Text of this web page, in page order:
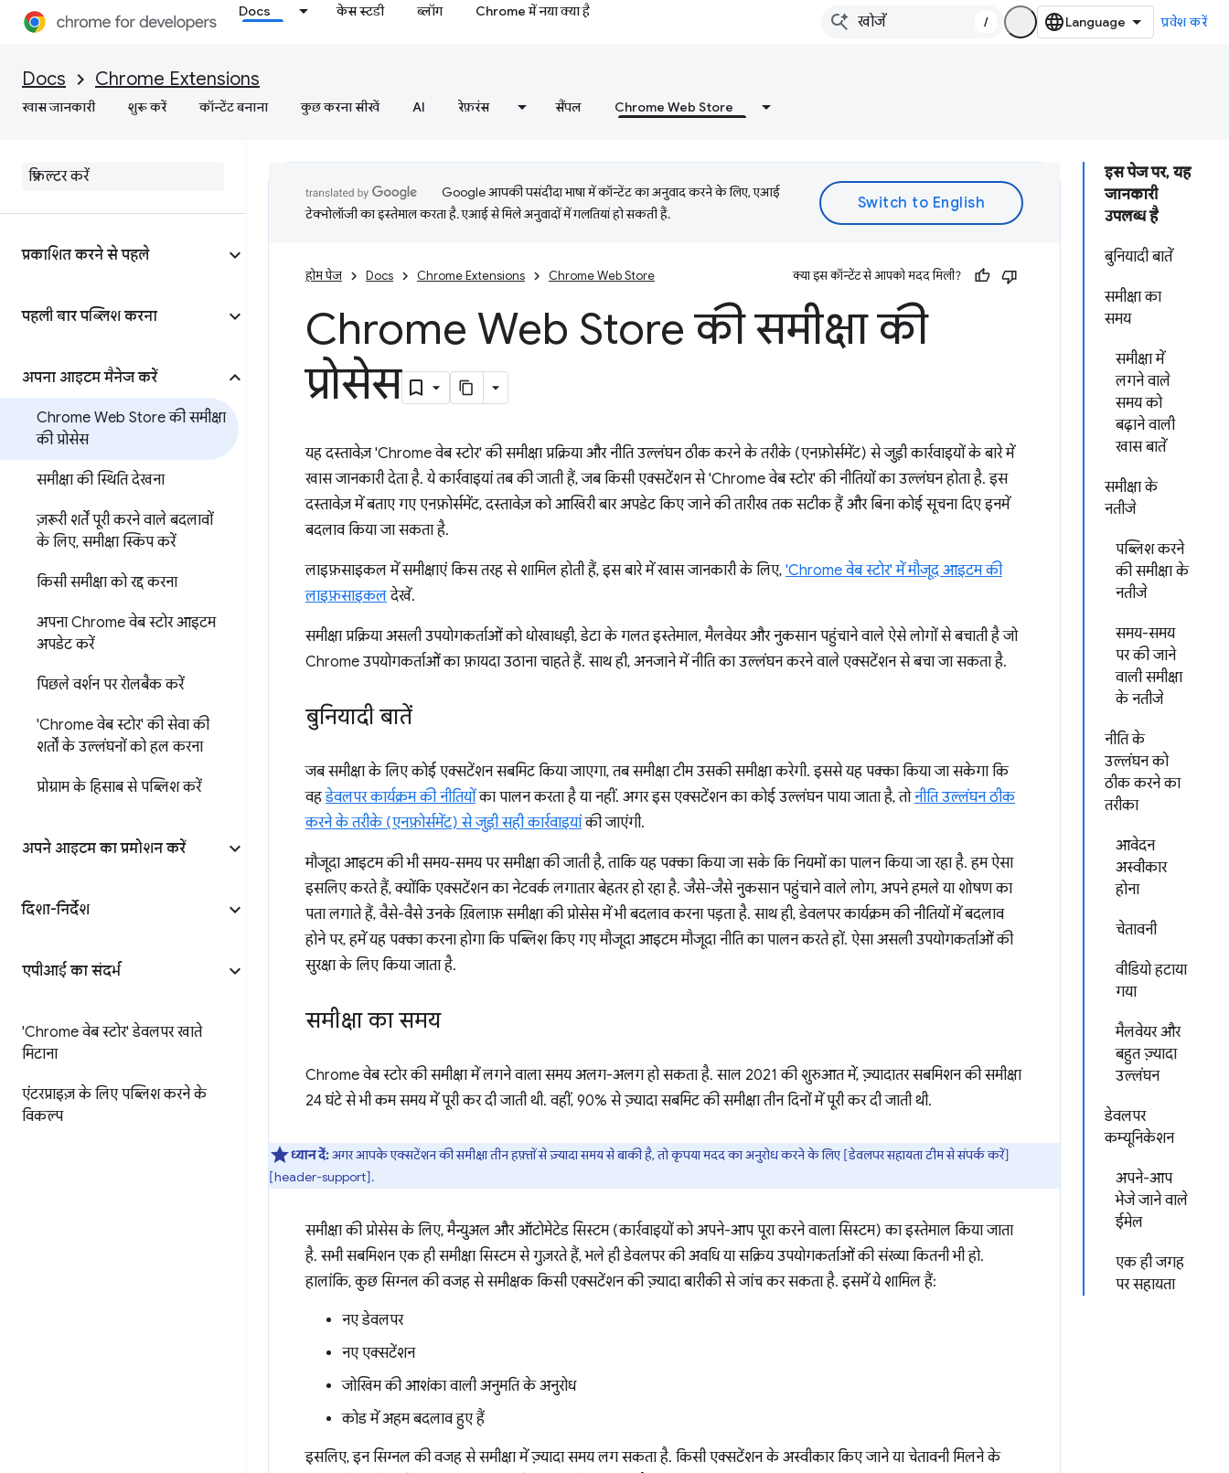
Docs केस स्टडी ब्लॉग Chrome में नया क्या है
/ प्रवेश करें
Docs Chrome Extensions
खास जानकारी शुरू करें कॉन्टेंट बनाना कुछ करना सीखें AI रेफ़रंस सैंपल Chrome Web Store
प्रकाशित करने से पहले
पहली बार पब्लिश करना
अपना आइटम मैनेज करें
Chrome Web Store की समीक्षा
की प्रोसेस
समीक्षा की स्थिति देखना
ज़रूरी शर्तें पूरी करने वाले बदलावों
के लिए,समीक्षा स्किप करें
किसी समीक्षा को रद्द करना
अपना Chrome वेब स्टोर आइटम
अपडेट करें
पिछले वर्शन पर रोलबैक करें
'Chrome वेब स्टोर' की सेवा की
शर्तों के उल्लंघनों को हल करना
प्रोग्राम के हिसाब से पब्लिश करें
अपने आइटम का प्रमोशन करें
दिशा-निर्देश
एपीआई का संदर्भ
'Chrome वेब स्टोर' डेवलपर खाते
मिटाना
एंटरप्राइज़ के लिए पब्लिश करने के
विकल्प
इस पेज पर, यह
जानकारी
उपलब्ध है
बुनियादी बातें
समीक्षा का
समय
समीक्षा में
लगने वाले
समय को
बढ़ाने वाली
खास बातें
समीक्षा के
नतीजे
पब्लिश करने
की समीक्षा के
नतीजे
समय-समय
पर की जाने
वाली समीक्षा
के नतीजे
नीति के
उल्लंघन को
ठीक करने का
तरीका
आवेदन
अस्वीकार
होना
चेतावनी
वीडियो हटाया
गया
मैलवेयर और
बहुत ज़्यादा
उल्लंघन
डेवलपर
कम्यूनिकेशन
अपने-आप
भेजे जाने वाले
ईमेल
एक ही जगह
पर सहायता
Google आपकी पसंदीदा भाषा में कॉन्टेंट का अनुवाद करने के लिए, एआई
टेक्नोलॉजी का इस्तेमाल करता है. एआई से मिले अनुवादों में गलतियां हो सकती हैं.
होम पेज Docs Chrome Extensions Chrome Web Store क्या इस कॉन्टेंट से आपको मदद मिली?
Chrome Web Store की समीक्षा की
प्रोसेस
यह दस्तावेज़ 'Chrome वेब स्टोर' की समीक्षा प्रक्रिया और नीति उल्लंघन ठीक करने के तरीके (एनफ़ोर्समेंट) से जुड़ी कार्रवाइयों के बारे में
खास जानकारी देता है. ये कार्रवाइयां तब की जाती हैं, जब किसी एक्सटेंशन से 'Chrome वेब स्टोर' की नीतियों का उल्लंघन होता है. इस
दस्तावेज़ में बताए गए एनफ़ोर्समेंट, दस्तावेज़ को आखिरी बार अपडेट किए जाने की तारीख तक सटीक हैं और बिना कोई सूचना दिए इनमें
बदलाव किया जा सकता है.
लाइफ़साइकल में समीक्षाएं किस तरह से शामिल होती हैं, इस बारे में खास जानकारी के लिए, 'Chrome वेब स्टोर' में मौजूद आइटम की
लाइफ़साइकलदेखें.
समीक्षा प्रक्रिया असली उपयोगकर्ताओं को धोखाधड़ी, डेटा के गलत इस्तेमाल, मैलवेयर और नुकसान पहुंचाने वाले ऐसे लोगों से बचाती है जो
Chrome उपयोगकर्ताओं का फ़ायदा उठाना चाहते हैं. साथ ही, अनजाने में नीति का उल्लंघन करने वाले एक्सटेंशन से बचा जा सकता है.
बुनियादी बातें
जब समीक्षा के लिए कोई एक्सटेंशन सबमिट किया जाएगा, तब समीक्षा टीम उसकी समीक्षा करेगी. इससे यह पक्का किया जा सकेगा कि
वहडेवलपर कार्यक्रम की नीतियोंका पालन करता है या नहीं. अगर इस एक्सटेंशन का कोई उल्लंघन पाया जाता है, तोनीति उल्लंघन ठीक
करने के तरीके (एनफ़ोर्समेंट) से जुड़ी सही कार्रवाइयांकी जाएंगी.
मौजूदा आइटम की भी समय-समय पर समीक्षा की जाती है, ताकि यह पक्का किया जा सके कि नियमों का पालन किया जा रहा है. हम ऐसा
इसलिए करते हैं, क्योंकि एक्सटेंशन का नेटवर्क लगातार बेहतर हो रहा है. जैसे-जैसे नुकसान पहुंचाने वाले लोग, अपने हमले या शोषण का
पता लगाते हैं, वैसे-वैसे उनके ख़िलाफ़ समीक्षा की प्रोसेस में भी बदलाव करना पड़ता है. साथ ही, डेवलपर कार्यक्रम की नीतियों में बदलाव
होने पर, हमें यह पक्का करना होगा कि पब्लिश किए गए मौजूदा आइटम मौजूदा नीति का पालन करते हों. ऐसा असली उपयोगकर्ताओं की
सुरक्षा के लिए किया जाता है.
समीक्षा का समय
Chrome वेब स्टोर की समीक्षा में लगने वाला समय अलग-अलग हो सकता है. साल 2021 की शुरुआत में, ज़्यादातर सबमिशन की समीक्षा
24 घंटे से भी कम समय में पूरी कर दी जाती थी. वहीं, 90% से ज़्यादा सबमिट की समीक्षा तीन दिनों में पूरी कर दी जाती थी.
ध्यान दें:अगर आपके एक्सटेंशन की समीक्षा तीन हफ़्तों से ज़्यादा समय से बाकी है, तो कृपया मदद का अनुरोध करने के लिए [डेवलपर सहायता टीम से संपर्क करें]
[header-support].
समीक्षा की प्रोसेस के लिए, मैन्युअल और ऑटोमेटेड सिस्टम (कार्रवाइयों को अपने-आप पूरा करने वाला सिस्टम) का इस्तेमाल किया जाता
है. सभी सबमिशन एक ही समीक्षा सिस्टम से गुज़रते हैं, भले ही डेवलपर की अवधि या सक्रिय उपयोगकर्ताओं की संख्या कितनी भी हो.
हालांकि, कुछ सिग्नल की वजह से समीक्षक किसी एक्सटेंशन की ज़्यादा बारीकी से जांच कर सकता है. इसमें ये शामिल हैं:
नए डेवलपर
नए एक्सटेंशन
जोखिम की आशंका वाली अनुमति के अनुरोध
कोड में अहम बदलाव हुए हैं
इसलिए, इन सिग्नल की वजह से समीक्षा में ज़्यादा समय लग सकता है. किसी एक्सटेंशन के अस्वीकार किए जाने या चेतावनी मिलने के